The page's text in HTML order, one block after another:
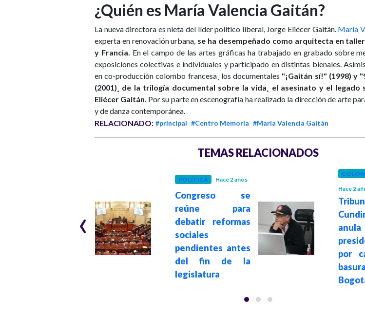
¿Quién es María Valencia Gaitán?
La nueva directora es nieta del líder político liberal, Jorge Eliécer Gaitán. María
experta en renovación urbana, se ha desempeñado como arquitecta en
y Francia. En el campo de las artes gráficas ha trabajado en grabado sobre
exposiciones colectivas e individuales y participado en distintas bienales.
en co-producción colombo francesa¸ los documentales "¡Gaitán sí!" (1998) y
(2001)¸ de la trilogía documental sobre la vida¸ el asesinato y el legado
Eliécer Gaitán. Por su parte en escenografía ha realizado la dirección de arte
y de danza contemporánea.
RELACIONADO: #principal #Centro Memoria #María Valencia Gaitán
TEMAS RELACIONADOS
expresidente fue
POLÍTICA Hace 2 años
Congreso se
reúne para
debatir reformas
sociales
pendientes antes
del fin de la
legislatura
Hace 2
por
‹